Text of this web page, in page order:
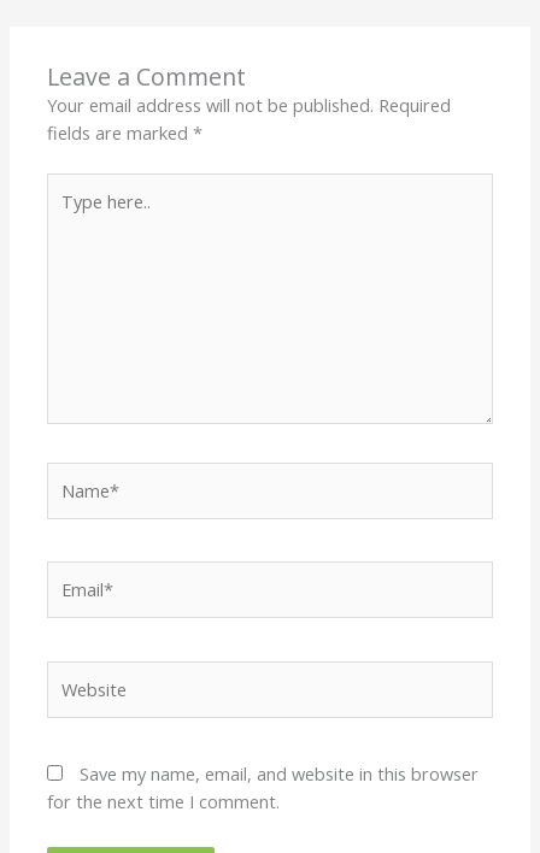
Leave a Comment
Your email address will not be published. Required
fields are marked*
here..
Save my name, email, and website in this browser
for the next time I comment.